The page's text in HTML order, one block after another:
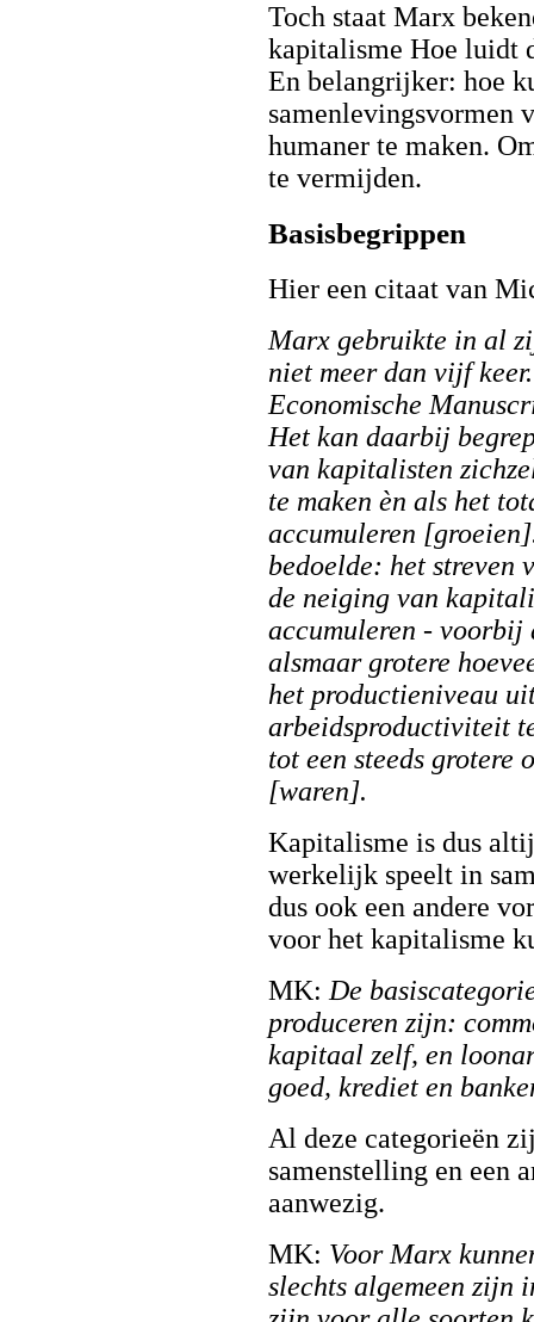
Toch staat Marx
kapitalisme Hoe luidt
En belangrijker: hoe
samenlevingsvormen
humaner te maken.
te vermijden.
Basisbegrippen
Hier een citaat van
Marx gebruikte in al
niet meer dan vijf
Economische
Het kan daarbij
van kapitalisten
te maken èn als het
accumuleren
bedoelde: het streven
de neiging van
accumuleren - voorbij
alsmaar grotere
het productieniveau
arbeidsproductiviteit
tot een steeds grotere
[waren].
Kapitalisme is dus
werkelijk speelt in
dus ook een andere
voor het kapitalisme
MK: De
produceren zijn:
kapitaal zelf, en
goed, krediet en
Al deze categorieën
samenstelling en een
aanwezig.
MK: Voor Marx
slechts algemeen zijn